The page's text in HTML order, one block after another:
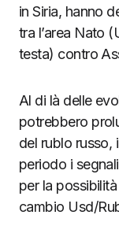
in Siria, hanno
tra l’area Nato
testa) contro
Al di là delle
potrebbero
del rublo russo,
periodo i
per la
cambio Usd/